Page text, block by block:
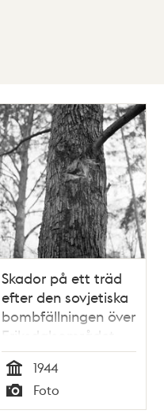
Skador på ett träd
efter den sovjetiska
bombfällningen över
Eriksdalsområdet
1944 .
Tid
1944
Typ
Foto